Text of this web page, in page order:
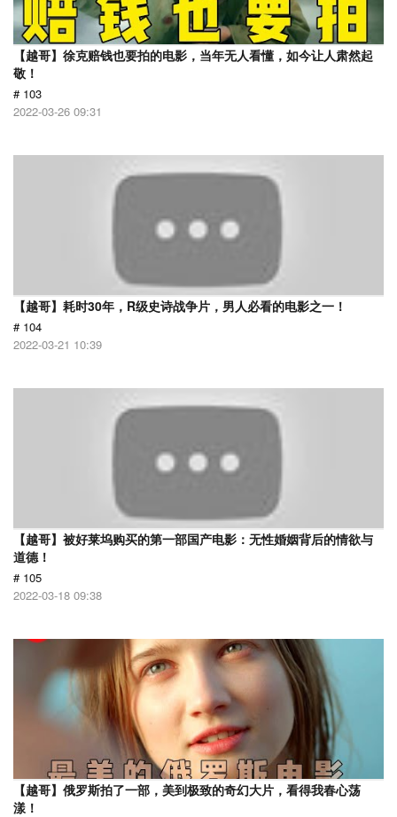
【越哥】徐克赔钱也要拍的电影，当年无人看懂，如今让人肃然起
敬！
# 103
2022-03-26 09:31
【越哥】耗时30年，R级史诗战争片，男人必看的电影之一！
# 104
2022-03-21 10:39
【越哥】被好莱坞购买的第一部国产电影：无性婚姻背后的情欲与
道德！
# 105
2022-03-18 09:38
【越哥】俄罗斯拍了一部，美到极致的奇幻大片，看得我春心荡
漾！